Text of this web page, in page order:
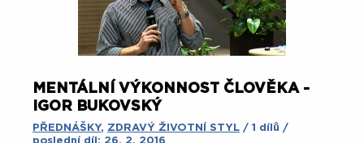
MENTÁLNÍ VÝKONNOST ČLOVĚKA -
IGOR BUKOVSKÝ
PŘEDNÁŠKY, ZDRAVÝ ŽIVOTNÍ STYL / 1 dílů /